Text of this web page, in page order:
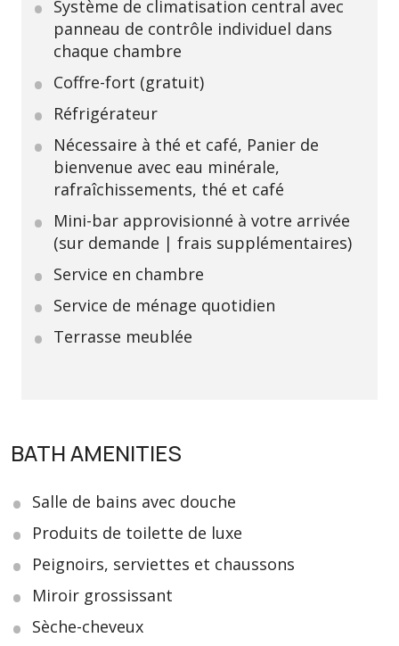
Système de climatisation central avec
panneau de contrôle individuel dans
chaque chambre
Coffre-fort (gratuit)
Réfrigérateur
Nécessaire à thé et café, Panier de
bienvenue avec eau minérale,
rafraîchissements, thé et café
Mini-bar approvisionné à votre arrivée
(sur demande | frais supplémentaires)
Service en chambre
Service de ménage quotidien
Terrasse meublée
BATH AMENITIES
Salle de bains avec douche
Produits de toilette de luxe
Peignoirs, serviettes et chaussons
Miroir grossissant
Sèche-cheveux